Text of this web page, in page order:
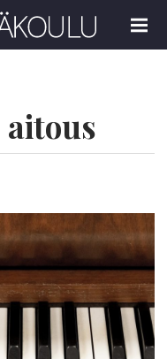
MENU
aitous